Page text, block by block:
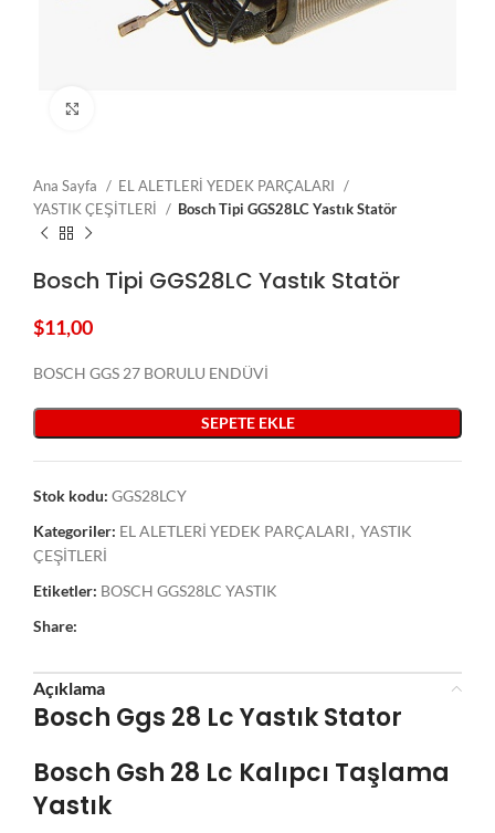
Ana Sayfa
EL ALETLERİ YEDEK PARÇALARI
YASTIK ÇEŞİTLERİ
Bosch Tipi GGS28LC Yastık Statör
Bosch Tipi GGS28LC Yastık Statör
$11,00
BOSCH GGS 27 BORULU ENDÜVİ
SEPETE EKLE
Stok kodu: GGS28LCY
Kategoriler: EL ALETLERİ YEDEK PARÇALARI , YASTIK
ÇEŞİTLERİ
Etiketler: BOSCH GGS28LC YASTIK
Share:
Açıklama
Bosch Ggs 28 Lc Yastık Stator
Bosch Gsh 28 Lc Kalıpcı Taşlama
Yastık